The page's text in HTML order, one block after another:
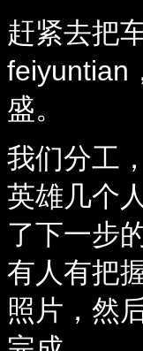
赶紧去把
feiyuntian
盛。
我们分工
英雄几个
了下一步
有人有把
照片，然